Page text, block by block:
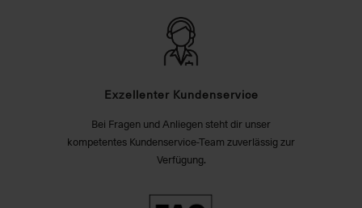
Exzellenter Kundenservice
Bei Fragen und Anliegen steht dir unser
kompetentes Kundenservice-Team zuverlässig zur
Verfügung.